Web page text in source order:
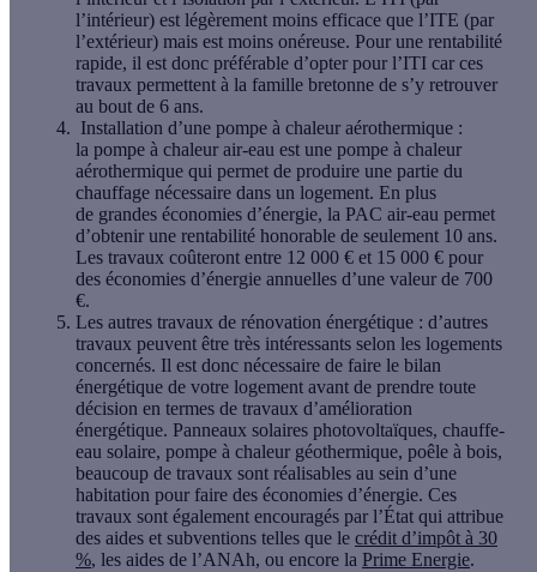
l’intérieur) est légèrement moins efficace que l’ITE (par
l’extérieur) mais est moins onéreuse. Pour une rentabilité
rapide, il est donc préférable d’opter pour l’ITI car ces
travaux permettent à la famille bretonne de s’y retrouver
au bout de 6 ans.
Installation d’une pompe à chaleur aérothermique :
la pompe à chaleur air-eau est une pompe à chaleur
aérothermique qui permet de produire une partie du
chauffage nécessaire dans un logement. En plus
de grandes économies d’énergie, la PAC air-eau permet
d’obtenir une rentabilité honorable de seulement 10 ans.
Les travaux coûteront entre 12 000 € et 15 000 € pour
des économies d’énergie annuelles d’une valeur de 700
€.
Les autres travaux de rénovation énergétique : d’autres
travaux peuvent être très intéressants selon les logements
concernés. Il est donc nécessaire de faire le bilan
énergétique de votre logement avant de prendre toute
décision en termes de travaux d’amélioration
énergétique. Panneaux solaires photovoltaïques, chauffe-
eau solaire, pompe à chaleur géothermique, poêle à bois,
beaucoup de travaux sont réalisables au sein d’une
habitation pour faire des économies d’énergie. Ces
travaux sont également encouragés par l’État qui attribue
des aides et subventions telles que le crédit d’impôt à 30
%, les aides de l’ANAh, ou encore la Prime Energie.